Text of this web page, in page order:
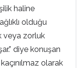
haline
olduğu
veya zorluk
diye konuşan
olarak